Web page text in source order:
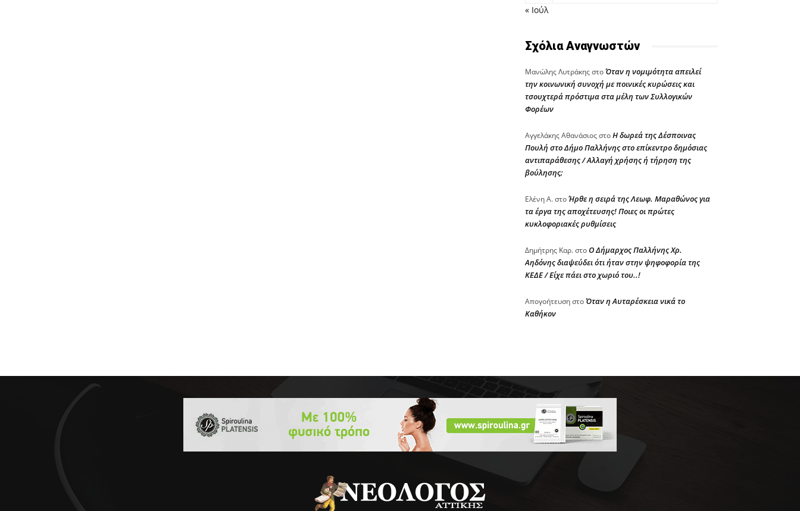
« Ιούλ
Σχόλια Αναγνωστών
Μανώλης ΛυτράκηςστοΌταν η νομιμότητα απειλεί
την κοινωνική συνοχή με ποινικές κυρώσεις και
τσουχτερά πρόστιμα στα μέλη των Συλλογικών
Φορέων
Αγγελάκης ΑθανάσιοςστοΗ δωρεά της Δέσποινας
Πουλή στο Δήμο Παλλήνης στο επίκεντρο δημόσιας
αντιπαράθεσης / Αλλαγή χρήσης ή τήρηση της
βούλησης;
Ελένη Α.στοΉρθε η σειρά της Λεωφ. Μαραθώνος για
τα έργα της αποχέτευσης! Ποιες οι πρώτες
κυκλοφοριακές ρυθμίσεις
Δημήτρης Καρ.στοΟ Δήμαρχος Παλλήνης Χρ.
Αηδόνης διαψεύδει ότι ήταν στην ψηφοφορία της
ΚΕΔΕ / Είχε πάει στο χωριό του..!
ΑπογοήτευσηστοΌταν η Αυταρέσκεια νικά το
Καθήκον